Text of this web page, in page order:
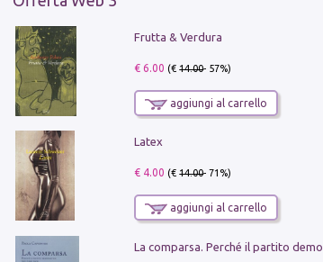
Frutta & Verdura
€ 6.00 (€14.00- 57%)
aggiungi al carrello
Latex
€ 4.00 (€14.00- 71%)
aggiungi al carrello